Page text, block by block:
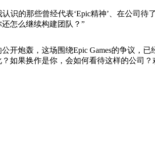
识的那些曾经代表‘Epic精神’、在公司
怎么继续构建团队？”
开炮轰，这场围绕Epic Games的争议
如果换作是你，会如何看待这样的公司？